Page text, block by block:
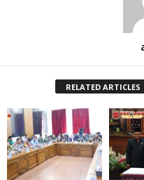
RELATED ARTICLES